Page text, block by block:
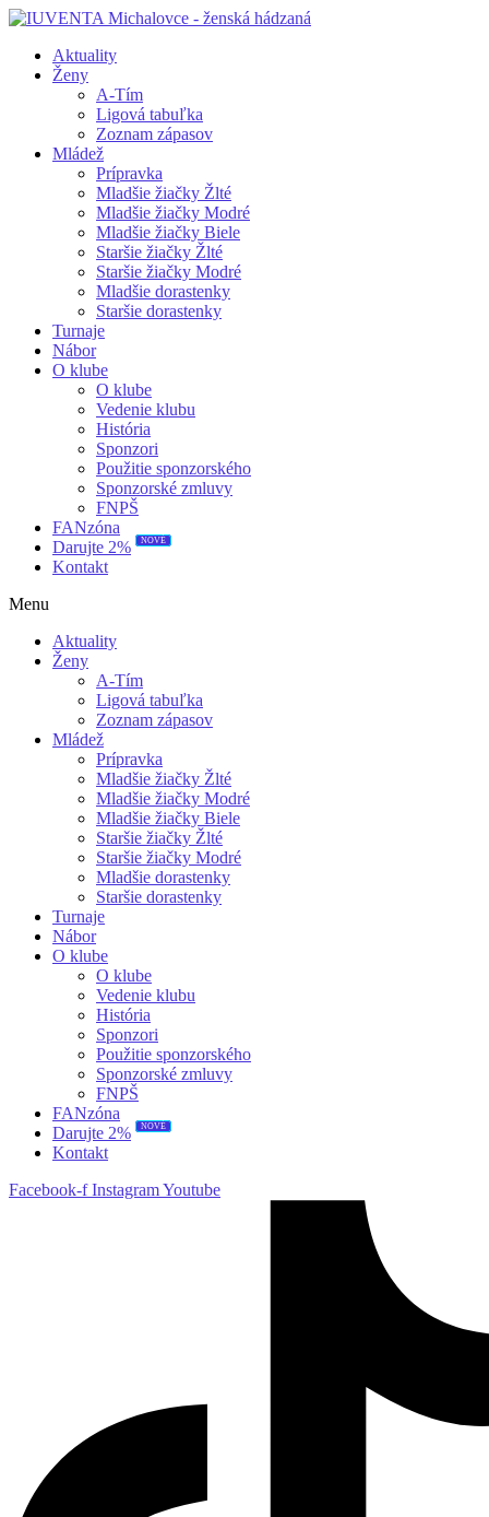
Aktuality
Ženy
A-Tím
Ligová tabuľka
Zoznam zápasov
Mládež
Prípravka
Mladšie žiačky Žlté
Mladšie žiačky Modré
Mladšie žiačky Biele
Staršie žiačky Žlté
Staršie žiačky Modré
Mladšie dorastenky
Staršie dorastenky
Turnaje
Nábor
O klube
O klube
Vedenie klubu
História
Sponzori
Použitie sponzorského
Sponzorské zmluvy
FNPŠ
FANzóna
Darujte 2%
NOVÉ
Kontakt
Menu
Aktuality
Ženy
A-Tím
Ligová tabuľka
Zoznam zápasov
Mládež
Prípravka
Mladšie žiačky Žlté
Mladšie žiačky Modré
Mladšie žiačky Biele
Staršie žiačky Žlté
Staršie žiačky Modré
Mladšie dorastenky
Staršie dorastenky
Turnaje
Nábor
O klube
O klube
Vedenie klubu
História
Sponzori
Použitie sponzorského
Sponzorské zmluvy
FNPŠ
FANzóna
Darujte 2%
NOVÉ
Kontakt
Facebook-f InstagramYoutube